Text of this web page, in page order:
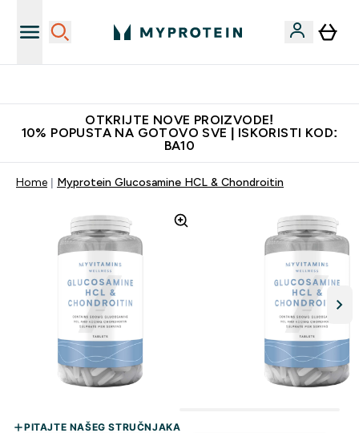
OTKRIJTE NOVE PROIZVODE!
10% POPUSTA NA GOTOVO SVE | ISKORISTI KOD:
BA10
Home Myprotein Glucosamine HCL & Chondroitin